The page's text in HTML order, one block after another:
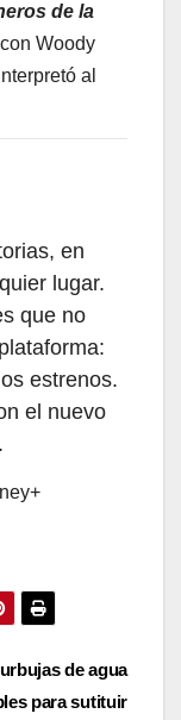
de la
Woody
al
en
lugar.
que no
estrenos.
el nuevo
de agua
para sutituir